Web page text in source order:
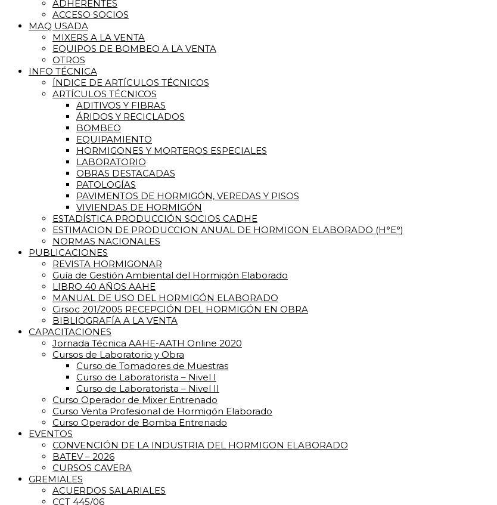
ADHERENTES
ACCESO SOCIOS
MAQ USADA
MIXERS A LA VENTA
EQUIPOS DE BOMBEO A LA VENTA
OTROS
INFO TÉCNICA
ÍNDICE DE ARTÍCULOS TÉCNICOS
ARTÍCULOS TÉCNICOS
ADITIVOS Y FIBRAS
ÁRIDOS Y RECICLADOS
BOMBEO
EQUIPAMIENTO
HORMIGONES Y MORTEROS ESPECIALES
LABORATORIO
OBRAS DESTACADAS
PATOLOGÍAS
PAVIMENTOS DE HORMIGÓN, VEREDAS Y PISOS
VIVIENDAS DE HORMIGÓN
ESTADÍSTICA PRODUCCIÓN SOCIOS CADHE
ESTIMACION DE PRODUCCION ANUAL DE HORMIGON ELABORADO (H°E°)
NORMAS NACIONALES
PUBLICACIONES
REVISTA HORMIGONAR
Guía de Gestión Ambiental del Hormigón Elaborado
LIBRO 40 AÑOS AAHE
MANUAL DE USO DEL HORMIGÓN ELABORADO
Cirsoc 201/2005 RECEPCIÓN DEL HORMIGÓN EN OBRA
BIBLIOGRAFÍA A LA VENTA
CAPACITACIONES
Jornada Técnica AAHE-AATH Online 2020
Cursos de Laboratorio y Obra
Curso de Tomadores de Muestras
Curso de Laboratorista – Nivel I
Curso de Laboratorista – Nivel II
Curso Operador de Mixer Entrenado
Curso Venta Profesional de Hormigón Elaborado
Curso Operador de Bomba Entrenado
EVENTOS
CONVENCIÓN DE LA INDUSTRIA DEL HORMIGON ELABORADO
BATEV – 2026
CURSOS CAVERA
GREMIALES
ACUERDOS SALARIALES
CCT 445/06